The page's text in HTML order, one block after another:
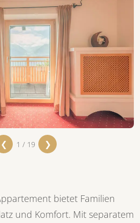
❮ 1 / 19 ❯
bietet Familien
und Komfort. Mit separatem